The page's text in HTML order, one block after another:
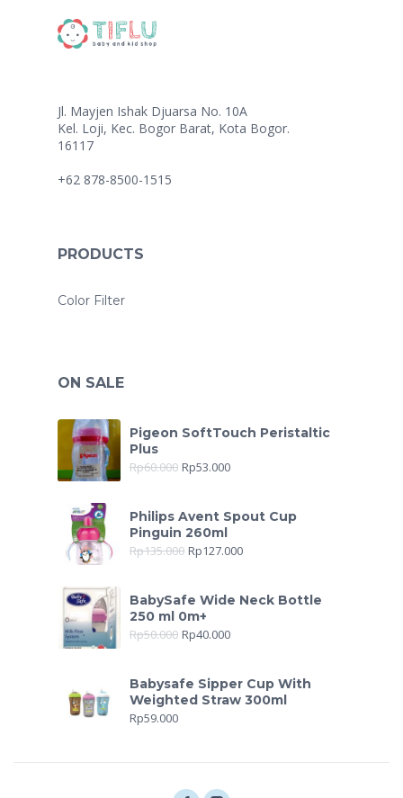
Jl. Mayjen Ishak Djuarsa No. 10A
Kel. Loji, Kec. Bogor Barat, Kota Bogor.
16117
+62 878-8500-1515
PRODUCTS
Color Filter
ON SALE
Pigeon SoftTouch Peristaltic
Plus
Rp60.000 Rp53.000
Philips Avent Spout Cup
Pinguin 260ml
Rp135.000 Rp127.000
BabySafe Wide Neck Bottle
250 ml 0m+
Rp50.000 Rp40.000
Babysafe Sipper Cup With
Weighted Straw 300ml
Rp59.000